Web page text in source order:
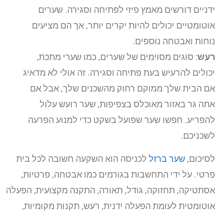
ידניים דורשים מאמץ פיזי לפתיחה וסגירה. שערים
אוטומטיים יכולים להיות יקרים יותר, אך הם מציעים
נוחות ואבטחה נוספים.
רעש: סוגים מסוימים של שערים, כמו שערי מתכת,
יכולים להרעיש בעת פתיחה וסגירה. זה אולי לא מדאיג
אם הבית שלך ממוקם רחוק מהשכנים שלך, אבל אם
אתה גר באזור מאוכלס בצפיפות, שער רועש עלול
להפריע. חפשו שער שפועל בשקט כדי למנוע הפרעה
לשכניכם.
לסיכום, שער ברזל לכניסה הוא השקעה חשובה לכל בית
פרטי. על ידי התחשבות בגורמים כמו אבטחה, פרטיות,
אסתטיקה, תחזוקה, גודל, תאורה, התקנה מקצועית, הפעלה
אוטומטית לעומת הפעלה ידנית, רעש, תקנות מקומיות,